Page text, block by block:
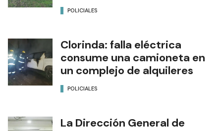
POLICIALES
Clorinda: falla eléctrica
consume una camioneta en
un complejo de alquileres
POLICIALES
La Dirección General de